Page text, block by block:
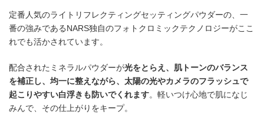
定番人気のライトリフレクティングセッティングパウダーの、一
番の強みであるNARS独自のフォトクロミックテクノロジーがここ
れでも活かされています。
配合されたミネラルパウダーが光をとらえ、肌トーンのバランス
を補正し、均一に整えながら、太陽の光やカメラのフラッシュで
起こりやすい白浮きも防いでくれます。軽いつけ心地で肌になじ
みんで、その仕上がりをキープ。